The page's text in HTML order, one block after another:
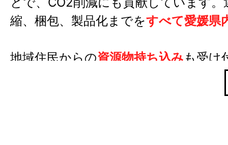
縮、梱包、製品化までをすべて愛媛県
地域住民からの資源物持ち込みも受け
トイレットペーパーと交
提供しています。循環型社会の構築を